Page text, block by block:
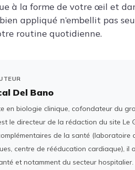
à la forme de votre œil et
appliqué n’embellit pas
routine quotidienne.
Del Bano
en biologie clinique, cofondateur du
le directeur de la rédaction du site Le
de la santé (laboratoire
centre de rééducation cardiaque), il
et notamment du secteur